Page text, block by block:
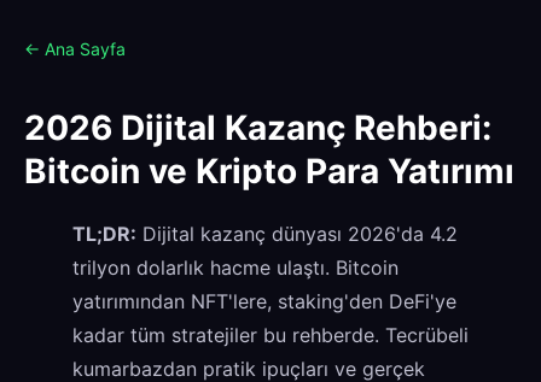
← Ana Sayfa
2026 Dijital Kazanç Rehberi:
Bitcoin ve Kripto Para Yatırımı
TL;DR: Dijital kazanç dünyası 2026'da 4.2
trilyon dolarlık hacme ulaştı. Bitcoin
yatırımından NFT'lere, staking'den DeFi'ye
kadar tüm stratejiler bu rehberde. Tecrübeli
kumarbazdan pratik ipuçları ve gerçek